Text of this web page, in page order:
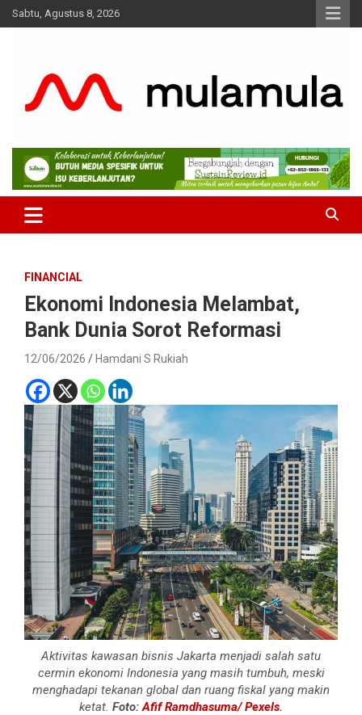
Skip
to
Sabtu, Agustus 8, 2026
MulaMula
Medianya para Gen Z
FINANCIAL
Ekonomi Indonesia Melambat,
Bank Dunia Sorot Reformasi
12/06/2026 Hamdani S Rukiah
Aktivitas kawasan bisnis Jakarta menjadi salah satu
cermin ekonomi Indonesia yang masih tumbuh, meski
menghadapi tekanan global dan ruang fiskal yang makin
ketat. Foto:Afif Ramdhasuma/ Pexels.